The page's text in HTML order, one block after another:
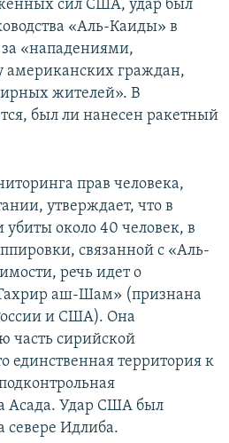
сил США, удар был
«Аль-Каиды» в
«нападениями,
американских граждан,
жителей». В
был ли нанесен ракетный
прав человека,
утверждает, что в
убиты около 40 человек, в
связанной с «Аль-
речь идет о
аш-Шам» (признана
и США). Она
часть сирийской
единственная территория к
Асада. Удар США был
севере Идлиба.